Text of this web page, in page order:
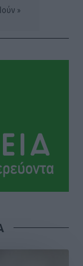
Ιάκωβου
νέας
μία
η Ειρήνη
Ιούν »